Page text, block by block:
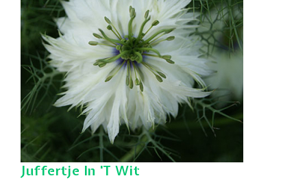
Juffertje In 'T Wit